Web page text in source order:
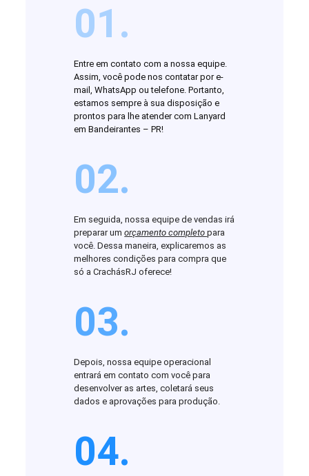
01.
Entre em contato com a nossa equipe.
Assim, você pode nos contatar por e-
mail, WhatsApp ou telefone. Portanto,
estamos sempre à sua disposição e
prontos para lhe atender com Lanyard
em Bandeirantes – PR!
02.
Em seguida, nossa equipe de vendas irá
preparar umorçamento completopara
você. Dessa maneira, explicaremos as
melhores condições para compra que
só a CrachásRJ oferece!
03.
Depois, nossa equipe operacional
entrará em contato com você para
desenvolver as artes, coletará seus
dados e aprovações para produção.
04.